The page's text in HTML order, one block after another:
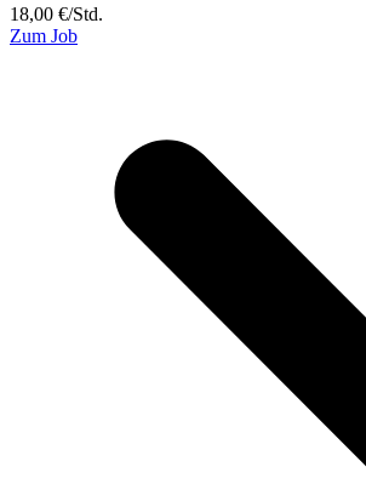
18,00 €/Std.
Zum Job